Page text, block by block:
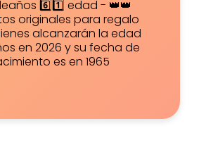
6️⃣1️⃣ edad - 👑👑
originales para regalo
alcanzarán la edad
en 2026 y su fecha de
es en 1965